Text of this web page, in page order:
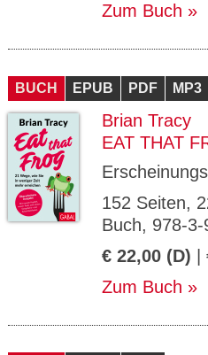
Zum Buch
BUCH EPUB PDF MP3
Brian Tracy
EAT THAT
152 Seiten,
Buch, 978-
€ 22,00 (D)
Zum Buch